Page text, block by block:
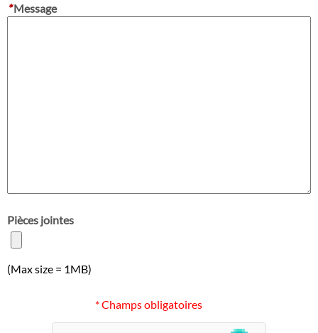
*Message
Pièces jointes
(Max size = 1MB)
* Champs obligatoires